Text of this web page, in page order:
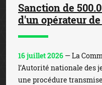
Sanction de
d'un opérateur
16 juillet 2026 — La
l’Autorité nationale des
une procédure